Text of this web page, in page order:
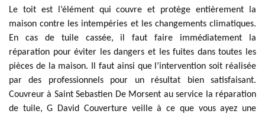
Le toit est l’élément qui couvre et protège entièrement la
maison contre les intempéries et les changements climatiques.
En cas de tuile cassée, il faut faire immédiatement la
réparation pour éviter les dangers et les fuites dans toutes les
pièces de la maison. Il faut ainsi que l’intervention soit réalisée
par des professionnels pour un résultat bien satisfaisant.
Couvreur à Saint Sebastien De Morsent au service la réparation
de tuile, G David Couverture veille à ce que vous ayez une